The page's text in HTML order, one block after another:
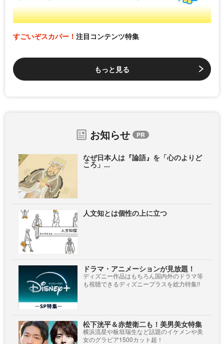
すごいぞスカパー！ 注目コンテンツ特集
もっと見る
お知らせ
なぜ日本人は『論語』を「心のよりど
ころ」...
人文知とは個性の上に立つ
ドラマ・アニメーションが見放題！
ディズニー作品はもちろん国内外のドラマ等
も視聴できるディズニープラスを総力特集!!
松下洸平＆赤楚衛二も！美男美女特集
横浜流星や板垣瑞生など話題のイケメンや美
女のグラビア1500カット超！